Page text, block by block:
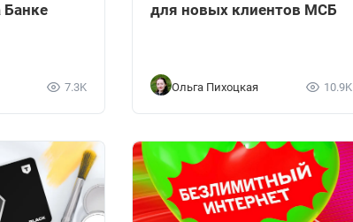
Банке
7.3K
для новых клиентов МСБ
Ольга Пихоцкая 10.9K